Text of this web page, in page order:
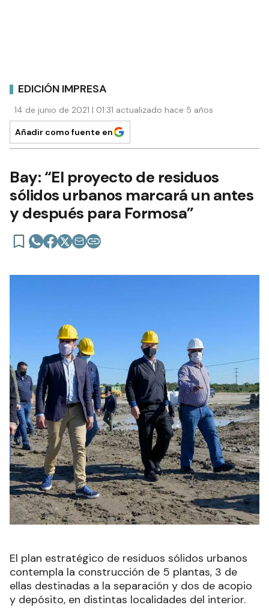
EDICIÓN IMPRESA
14 de junio de 2021 | 01:31 actualizado hace 5 años
Añadir como fuente en
Bay: “El proyecto de residuos
sólidos urbanos marcará un antes
y después para Formosa”
El plan estratégico de residuos sólidos urbanos
contempla la construcción de 5 plantas, 3 de
ellas destinadas a la separación y dos de acopio
y depósito, en distintas localidades del interior.